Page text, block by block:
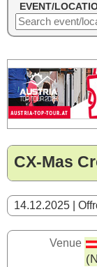
EVENT/
CX-Mas
14.12.2025 |
Venue